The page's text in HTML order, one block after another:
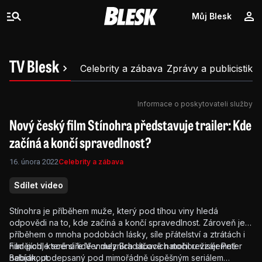
Můj Blesk
TV Blesk Celebrity a zábava Zprávy a publicistika
Informace o poskytovateli služby
Nový český film Stínohra představuje trailer: Kde
začíná a končí spravedlnost?
16. února 2022Celebrity a zábava
Sdílet video
Stínohra je příběhem muže, který pod tíhou viny hledá
odpovědi na to, kde začíná a končí spravedlnost. Zároveň je
příběhem o mnoha podobách lásky, síle přátelství a ztrátách i
nadějích, které si lidé v mezních situacích mohou vzájemně
nabídnout.
Film podle scénáře Venduly Bradáčové natočil režisér Peter
Bebjak, podepsaný pod mimořádně úspěšným seriálem